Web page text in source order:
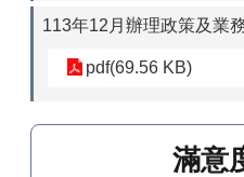
113年12月辦理政策及業
pdf(69.56 KB)
滿意